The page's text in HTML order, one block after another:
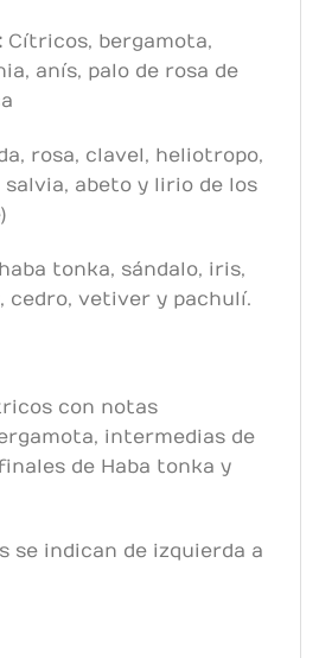
Cítricos, bergamota,
anís, palo de rosa de
rosa, clavel, heliotropo,
salvia, abeto y lirio de los
tonka, sándalo, iris,
cedro, vetiver y pachulí.
con notas
intermedias de
de Haba tonka y
se indican de izquierda a